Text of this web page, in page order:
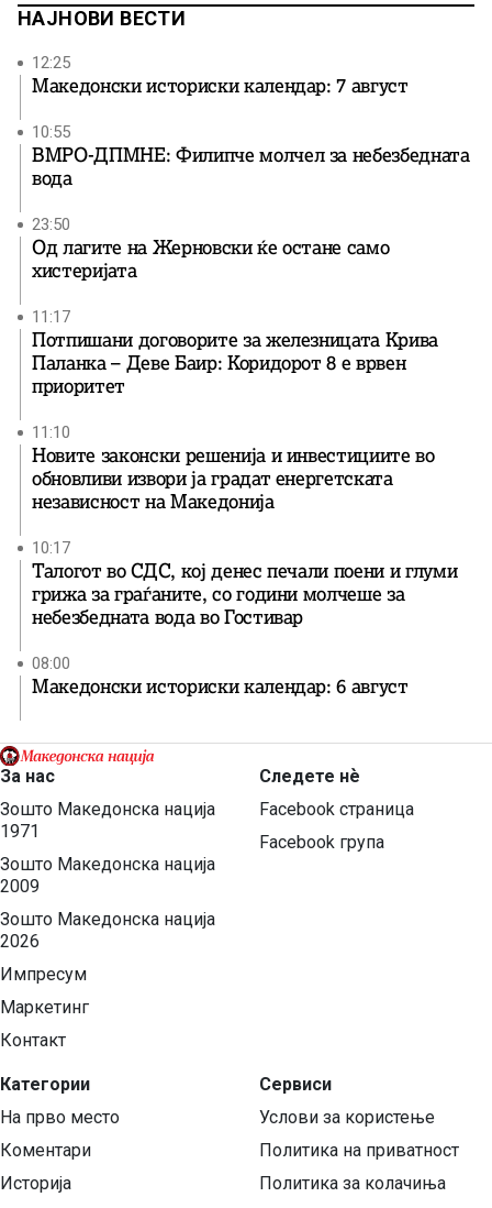
ЕГEЈСКИОТ ДЕЛ НА МАКЕДОНИЈА од авторот
формат е објавена […]
НАЈНОВИ ВЕСТИ
12:25
Македонски историски календар: 7 август
10:55
ВМРО-ДПМНЕ: Филипче молчел за небезбедната
вода
23:50
Од лагите на Жерновски ќе остане само
хистеријата
11:17
Потпишани договорите за железницата Крива
Паланка – Деве Баир: Коридорот 8 е врвен
приоритет
11:10
Новите законски решенија и инвестициите во
обновливи извори ја градат енергетската
независност на Македонија
10:17
Талогот во СДС, кој денес печали поени и глуми
грижа за граѓаните, со години молчеше за
небезбедната вода во Гостивар
08:00
Македонски историски календар: 6 август
За нас
Зошто Македонска нација
1971
Зошто Македонска нација
2009
Зошто Македонска нација
2026
Импресум
Маркетинг
Контакт
Категории
На прво место
Коментари
Историја
Следете нѐ
Facebook страница
Facebook група
Сервиси
Услови за користење
Политика на приватност
Политика за колачиња